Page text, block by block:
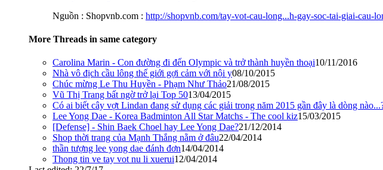
Nguồn : Shopvnb.com : http://shopvnb.com/tay-vot-cau-long...h-gay-soc-tai-giai-cau-
More Threads in same category
Carolina Marin - Con đường đi đến Olympic và trở thành huyền thoại10/11/2016
Nhà vô địch cầu lông thế giới gợi cảm với nội y08/10/2015
Chúc mừng Le Thu Huyền - Phạm Như Thảo21/08/2015
Vũ Thị Trang bất ngờ trở lại Top 5013/04/2015
Có ai biết cây vợt Lindan đang sử dụng các giải trong năm 2015 gần đây là dòng
Lee Yong Dae - Korea Badminton All Star Matchs - The cool kiz15/03/2015
[Defense] - Shin Baek Choel hay Lee Yong Dae?21/12/2014
Shop thời trang của Mạnh Thắng nằm ở đâu22/04/2014
thần tượng lee yong dae đánh đơn14/04/2014
Thong tin ve tay vot nu li xuerui12/04/2014